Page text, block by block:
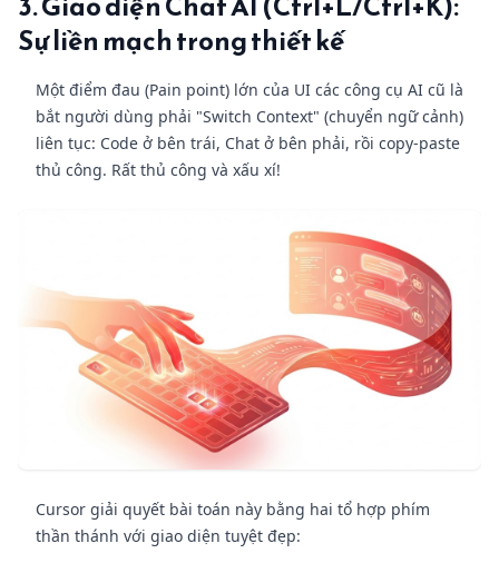
Sự liền mạch trong thiết kế
Một điểm đau (Pain point) lớn của UI các công cụ AI cũ là
bắt người dùng phải "Switch Context" (chuyển ngữ cảnh)
liên tục: Code ở bên trái, Chat ở bên phải, rồi copy-paste
thủ công. Rất thủ công và xấu xí!
Cursor giải quyết bài toán này bằng hai tổ hợp phím
thần thánh với giao diện tuyệt đẹp: